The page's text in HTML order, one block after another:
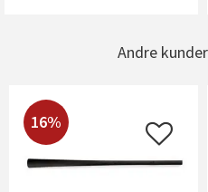
Andre
16%